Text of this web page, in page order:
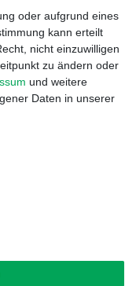
oder aufgrund eines
kann erteilt
nicht einzuwilligen
zu ändern oder
und weitere
Daten in unserer